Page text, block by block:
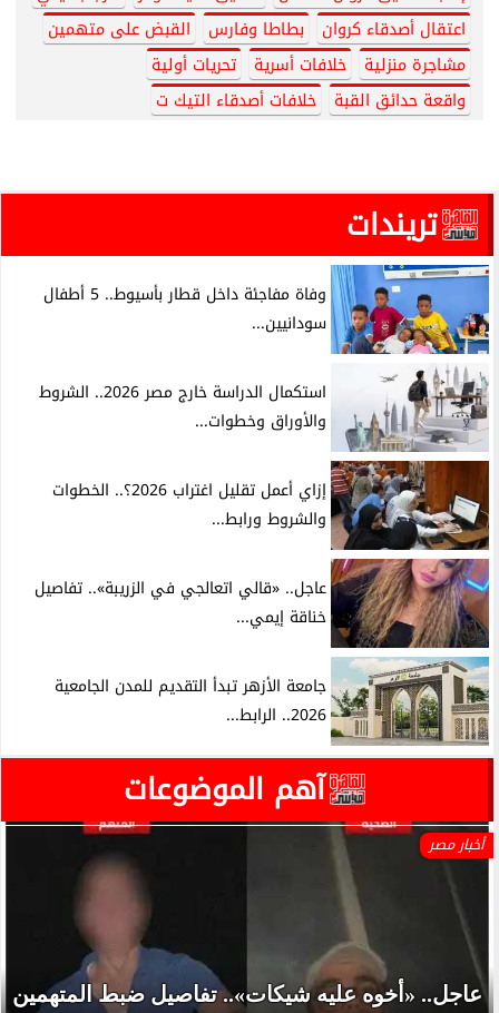
اعتقال أصدقاء كروان
بطاطا وفارس
القبض على متهمين
مشاجرة منزلية
خلافات أسرية
تحريات أولية
واقعة حدائق القبة
خلافات أصدقاء التيك ت
تريندات
وفاة مفاجئة داخل قطار بأسيوط.. 5 أطفال
سودانيين...
استكمال الدراسة خارج مصر 2026.. الشروط
والأوراق وخطوات...
إزاي أعمل تقليل اغتراب 2026؟.. الخطوات
والشروط ورابط...
عاجل.. «قالي اتعالجي في الزريبة».. تفاصيل
خناقة إيمي...
جامعة الأزهر تبدأ التقديم للمدن الجامعية
2026.. الرابط...
آهم الموضوعات
أخبار مصر
عاجل.. «أخوه عليه شيكات».. تفاصيل ضبط المتهمين